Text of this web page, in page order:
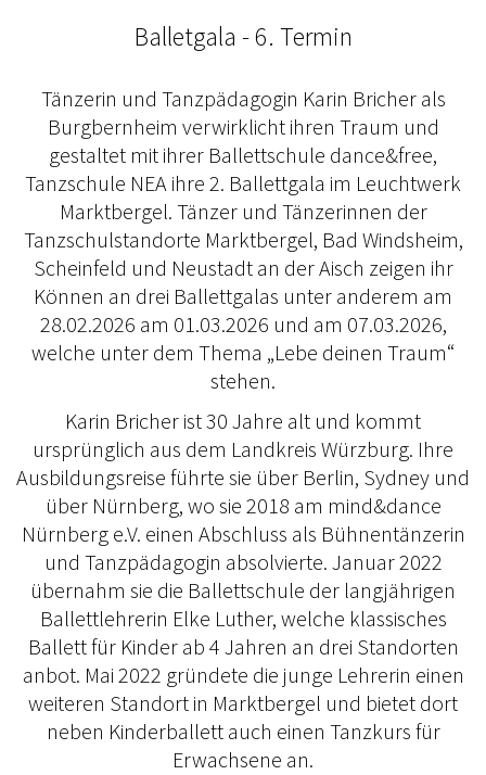
Balletgala - 6. Termin
Tänzerin und Tanzpädagogin Karin Bricher als
Burgbernheim verwirklicht ihren Traum und
gestaltet mit ihrer Ballettschule dance&free,
Tanzschule NEA ihre 2. Ballettgala im Leuchtwerk
Marktbergel. Tänzer und Tänzerinnen der
Tanzschulstandorte Marktbergel, Bad Windsheim,
Scheinfeld und Neustadt an der Aisch zeigen ihr
Können an drei Ballettgalas unter anderem am
28.02.2026 am 01.03.2026 und am 07.03.2026,
welche unter dem Thema „Lebe deinen Traum“
stehen.
Karin Bricher ist 30 Jahre alt und kommt
ursprünglich aus dem Landkreis Würzburg. Ihre
Ausbildungsreise führte sie über Berlin, Sydney und
über Nürnberg, wo sie 2018 am mind&dance
Nürnberg e.V. einen Abschluss als Bühnentänzerin
und Tanzpädagogin absolvierte. Januar 2022
übernahm sie die Ballettschule der langjährigen
Ballettlehrerin Elke Luther, welche klassisches
Ballett für Kinder ab 4 Jahren an drei Standorten
anbot. Mai 2022 gründete die junge Lehrerin einen
weiteren Standort in Marktbergel und bietet dort
neben Kinderballett auch einen Tanzkurs für
Erwachsene an.